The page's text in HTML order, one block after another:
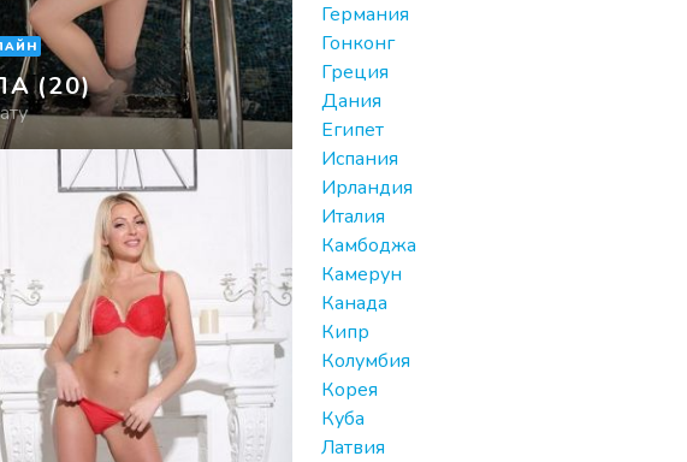
(20)
Германия
Гонконг
Греция
Дания
Египет
Испания
Ирландия
Италия
Камбоджа
Камерун
Канада
Кипр
Колумбия
Корея
Куба
Латвия